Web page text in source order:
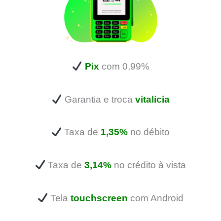
Pix com 0,99%
Garantia e troca vitalícia
Taxa de 1,35% no débito
Taxa de3,14% no crédito à vista
Telatouchscreen com Android